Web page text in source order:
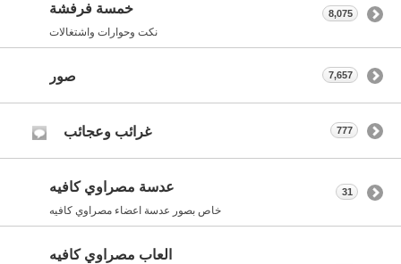
خمسة فرفشة
نكت وحوارات واشتغالات
8,075
صور 7,657
غرائب وعجائب 777
عدسة مصراوي كافيه
خاص بصور عدسة اعضاء مصراوي كافيه
31
العاب مصراوي كافيه